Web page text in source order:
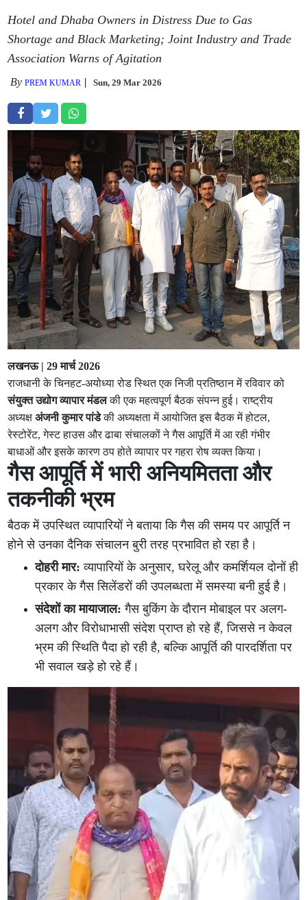
Hotel and Dhaba Owners in Distress Due to Gas
Shortage and Black Marketing; Joint Industry and Trade
Association Warns of Agitation
ByPREM KUMAR Sun, 29 Mar 2026
लखनऊ | 29 मार्च 2026
राजधानी के चिनहट-अयोध्या रोड स्थित एक निजी प्रतिष्ठान में रविवार को
संयुक्त उद्योग व्यापार मंडलकी एक महत्वपूर्ण बैठक संपन्न हुई। राष्ट्रीय
अध्यक्षअंजनी कुमार पांडेकी अध्यक्षता में आयोजित इस बैठक में होटल,
रेस्टोरेंट, गेस्ट हाउस और ढाबा संचालकों ने गैस आपूर्ति में आ रही गंभीर
बाधाओं और इसके कारण ठप होते व्यापार पर गहरा रोष व्यक्त किया।
गैस आपूर्ति में भारी अनियमितता और
तकनीकी भ्रम
बैठक में उपस्थित व्यापारियों ने बताया कि गैस की समय पर आपूर्ति न
होने से उनका दैनिक संचालन बुरी तरह प्रभावित हो रहा है।
दोहरी मार: व्यापारियों के अनुसार, घरेलू और कमर्शियल दोनों ही
प्रकार के गैस सिलेंडरों की उपलब्धता में समस्या बनी हुई है।
संदेशों का मायाजाल: गैस बुकिंग के दौरान मोबाइल पर अलग-
अलग और विरोधाभासी संदेश प्राप्त हो रहे हैं, जिससे न केवल
भ्रम की स्थिति पैदा हो रही है, बल्कि आपूर्ति की पारदर्शिता पर
भी सवाल खड़े हो रहे हैं।